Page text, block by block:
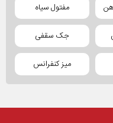
مفتول سیاه
جک سقفی
میز کنفرانس